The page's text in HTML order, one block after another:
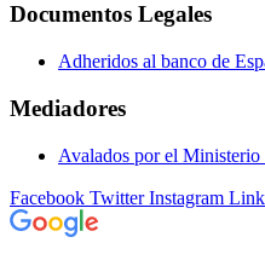
Documentos Legales
Adheridos al banco de
Mediadores
Avalados por el Ministerio
Facebook Twitter Instagram